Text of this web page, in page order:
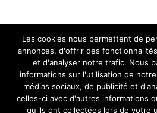
Les cookies nous permettent de
annonces, d'offrir des
et d'analyser notre trafic. Nous
informations sur l'utilisation de
médias sociaux, de publicité et
celles-ci avec d'autres informations
qu'ils ont collectées lors de votre